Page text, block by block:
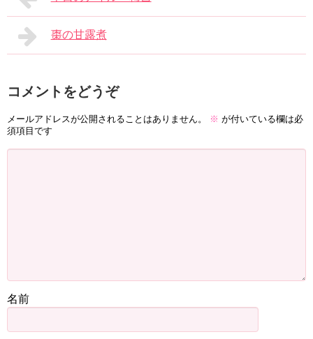
棗の甘露煮
コメントをどうぞ
メールアドレスが公開されることはありません。 ※ が付いている欄は必
須項目です
名前